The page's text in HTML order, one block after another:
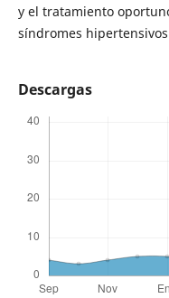
y el tratamiento
síndromes
Descargas